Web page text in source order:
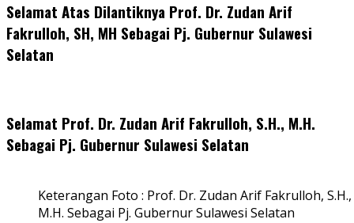
Selamat Atas Dilantiknya Prof. Dr. Zudan Arif
Fakrulloh, SH, MH Sebagai Pj. Gubernur Sulawesi
Selatan
Selamat Prof. Dr. Zudan Arif Fakrulloh, S.H., M.H.
Sebagai Pj. Gubernur Sulawesi Selatan
Keterangan Foto : Prof. Dr. Zudan Arif Fakrulloh, S.H.,
M.H. Sebagai Pj. Gubernur Sulawesi Selatan